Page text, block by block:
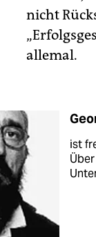
nicht
allemal.
ist